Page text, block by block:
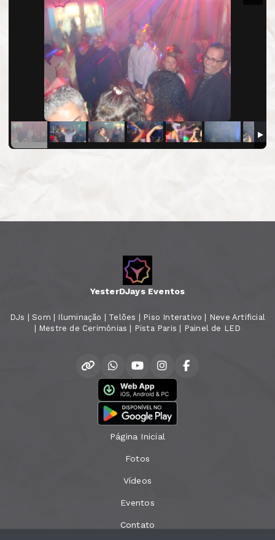
YesterDJays Eventos
DJs | Som | Iluminação | Telões | Piso Interativo | Neve Artificial
| Mestre de Cerimônias | Pista Paris | Painel de LED
Página Inicial
Fotos
Vídeos
Eventos
Contato